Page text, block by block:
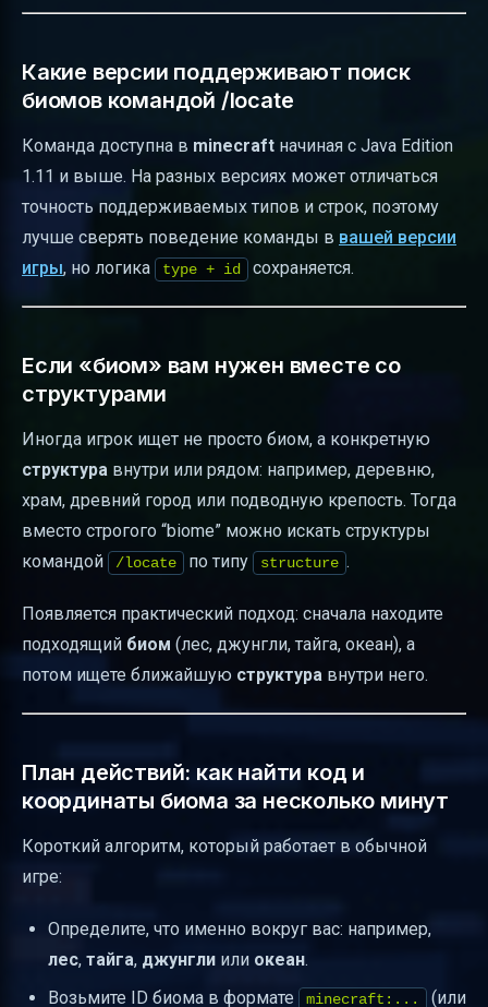
Какие версии поддерживают поиск
биомов командой /locate
Команда доступна в minecraft начиная с Java Edition
1.11 и выше. На разных версиях может отличаться
точность поддерживаемых типов и строк, поэтому
лучше сверять поведение команды в вашей версии
игры, но логика type + id сохраняется.
Если «биом» вам нужен вместе со
структурами
Иногда игрок ищет не просто биом, а конкретную
структура внутри или рядом: например, деревню,
храм, древний город или подводную крепость. Тогда
вместо строгого “biome” можно искать структуры
командой
/locate по типу structure .
Появляется практический подход: сначала находите
подходящий биом (лес, джунгли, тайга, океан), а
потом ищете ближайшую структура внутри него.
План действий: как найти код и
координаты биома за несколько минут
Короткий алгоритм, который работает в обычной
игре:
Определите, что именно вокруг вас: например,
лес, тайга, джунгли или океан.
Возьмите ID биома в формате
minecraft:...
(или